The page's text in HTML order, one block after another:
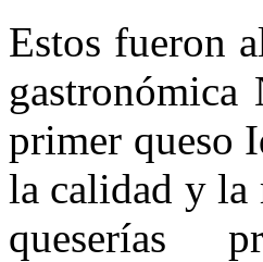
Estos fueron
gastronómica
primer queso
la calidad y la
queserías